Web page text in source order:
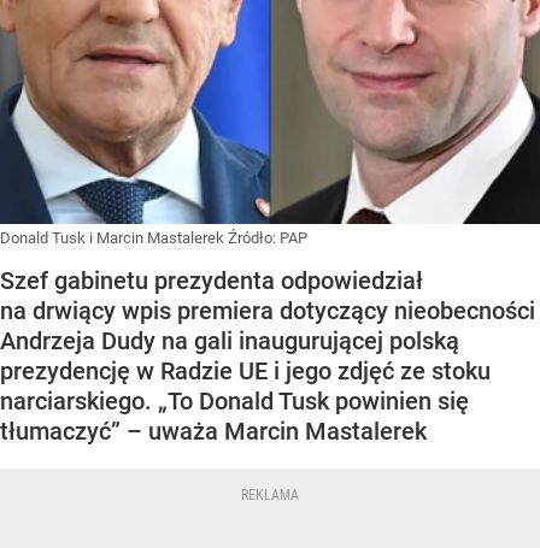
Donald Tusk i Marcin Mastalerek Źródło: PAP
Szef gabinetu prezydenta odpowiedział
na drwiący wpis premiera dotyczący nieobecności
Andrzeja Dudy na gali inaugurującej polską
prezydencję w Radzie UE i jego zdjęć ze stoku
narciarskiego. „To Donald Tusk powinien się
tłumaczyć” – uważa Marcin Mastalerek